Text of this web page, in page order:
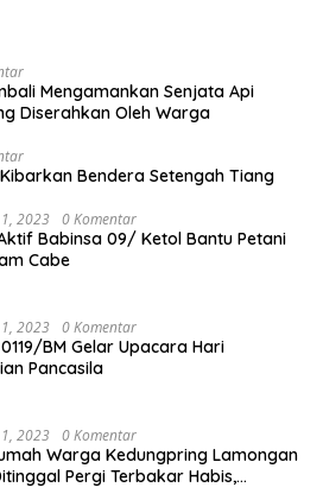
Mengamankan Senjata Api
Diserahkan Oleh Warga
Bendera Setengah Tiang
2023 0 Komentar
Babinsa 09/ Ketol Bantu Petani
Cabe
2023 0 Komentar
BM Gelar Upacara Hari
Pancasila
2023 0 Komentar
Warga Kedungpring Lamongan
Pergi Terbakar Habis,